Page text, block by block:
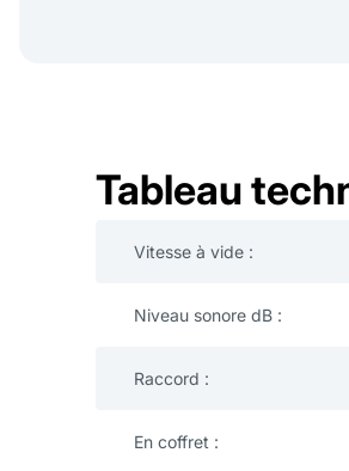
Tableau
Vitesse à vide :
Niveau sonore dB :
Raccord :
En coffret :